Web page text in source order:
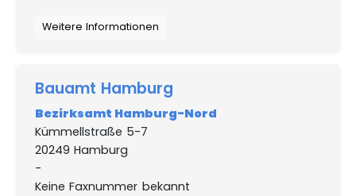
Weitere Informationen
Bauamt Hamburg
Bezirksamt Hamburg-Nord
Kümmellstraße 5-7
20249 Hamburg
-
Keine Faxnummer bekannt